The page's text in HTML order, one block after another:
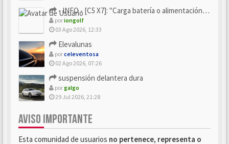
- INFO - [C5 X7]: "Carga batería o alimentación eléctri...
poriongolf
03 Ago 2026, 12:33
Elevalunas
porceleventosa
02 Ago 2026, 07:26
suspensión delantera dura
porgalgo
29 Jul 2026, 21:28
AVISO IMPORTANTE
Esta comunidad de usuarios no pertenece, representa o